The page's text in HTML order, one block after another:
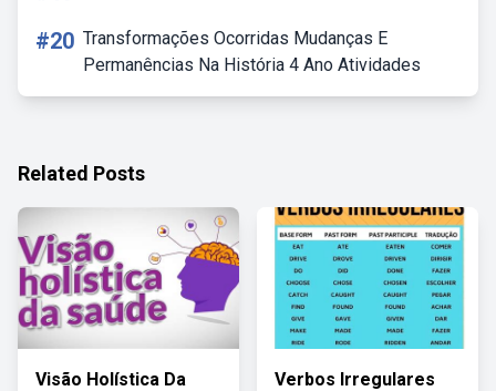
#20 Transformações Ocorridas Mudanças E
Permanências Na História 4 Ano Atividades
Related Posts
Visão Holística Da
Verbos Irregulares